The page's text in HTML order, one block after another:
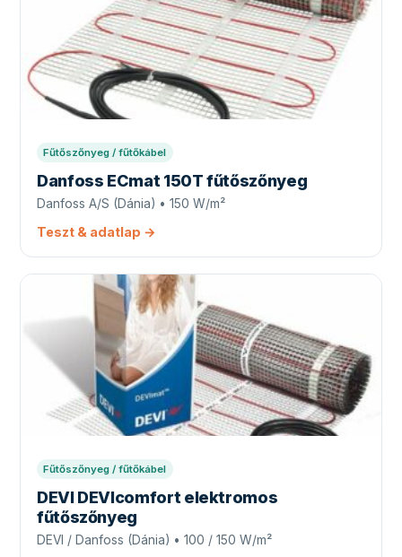
Fűtőszőnyeg / fűtőkábel
Danfoss ECmat 150T fűtőszőnyeg
Danfoss A/S (Dánia) • 150 W/m²
Teszt & adatlap →
Fűtőszőnyeg / fűtőkábel
DEVI DEVIcomfort elektromos
fűtőszőnyeg
DEVI / Danfoss (Dánia) • 100 / 150 W/m²